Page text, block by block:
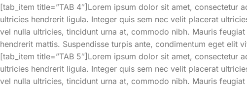
[tab_item title=”TAB 4″]Lorem ipsum dolor sit amet, consectetur
ultricies hendrerit ligula. Integer quis sem nec velit placerat
vel nulla ultricies, tincidunt urna at, commodo nibh. Mauris
hendrerit mattis. Suspendisse turpis ante, condimentum eget elit
[tab_item title=”TAB 5″]Lorem ipsum dolor sit amet, consectetur
ultricies hendrerit ligula. Integer quis sem nec velit placerat
vel nulla ultricies, tincidunt urna at, commodo nibh. Mauris